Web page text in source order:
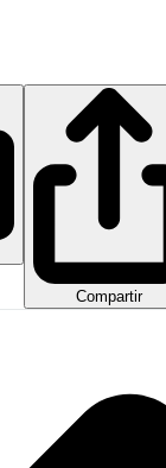
Compartir